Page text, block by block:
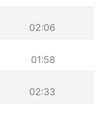
02:06
01:58
02:33